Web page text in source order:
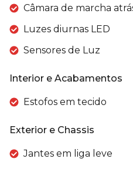
Câmara de marcha
Luzes diurnas LED
Sensores de Luz
Interior e Acabamentos
Estofos em tecido
Exterior e Chassis
Jantes em liga leve